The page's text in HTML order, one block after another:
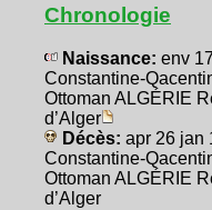
Chronologie
Naissance: env
Constantine-
Ottoman ALGÉRIE
d’Alger
Décès: apr 26 jan
Constantine-
Ottoman ALGÉRIE
d’Alger